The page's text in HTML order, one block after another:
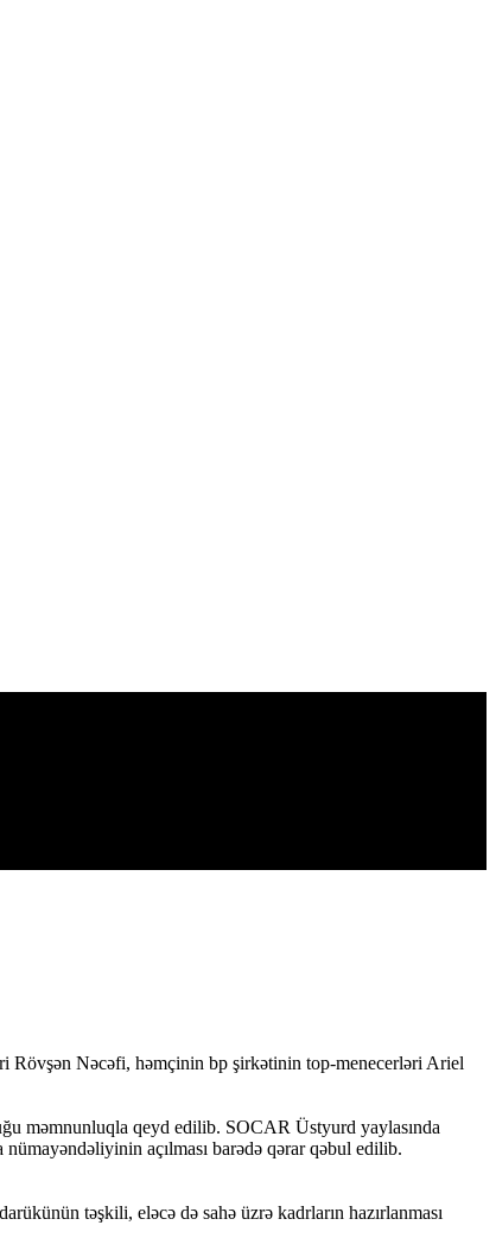
Rövşən Nəcəfi, həmçinin bp şirkətinin top-menecerləri Ariel
məmnunluqla qeyd edilib. SOCAR Üstyurd yaylasında
açılması barədə qərar qəbul edilib.
təşkili, eləcə də sahə üzrə kadrların hazırlanması